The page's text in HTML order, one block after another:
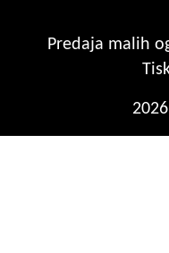
Predaja malih